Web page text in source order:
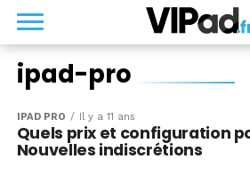
ipad-pro
IPAD PRO Il y a 11 ans
Quels prix et configuration
Nouvelles indiscrétions